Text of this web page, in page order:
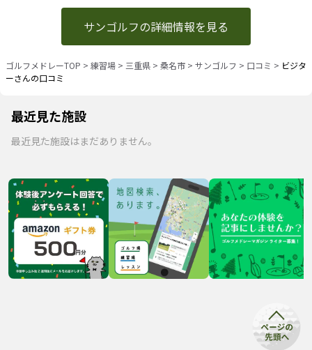
サンゴルフの詳細情報を見る
ゴルフメドレーTOP > 練習場 > 三重県 > 桑名市 > サンゴルフ > 口コミ > ビジタ
ーさんの口コミ
最近見た施設
最近見た施設はまだありません。